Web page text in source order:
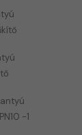
-1